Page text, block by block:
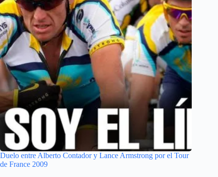
Duelo entre Alberto Contador y Lance Armstrong por el Tour
de France 2009